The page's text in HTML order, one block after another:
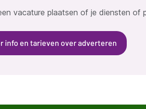
vacature plaatsen of je diensten of
info en tarieven over adverteren